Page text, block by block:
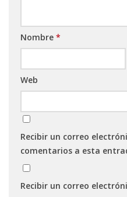
Nombre *
Web
Recibir un correo
comentarios a esta
Recibir un correo